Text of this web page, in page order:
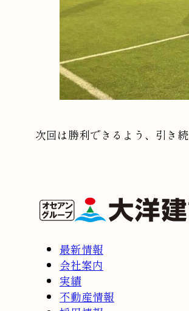
次回は勝利できるよう、引き
最新情報
会社案内
実績
不動産情報